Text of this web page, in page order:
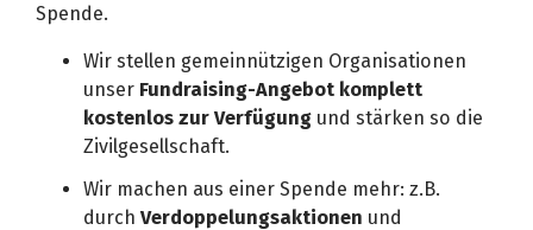
Spende.
Wir stellen gemeinnützigen Organisationen
unser Fundraising-Angebot komplett
kostenlos zur Verfügung und stärken so die
Zivilgesellschaft.
Wir machen aus einer Spende mehr: z.B.
durchVerdoppelungsaktionen und